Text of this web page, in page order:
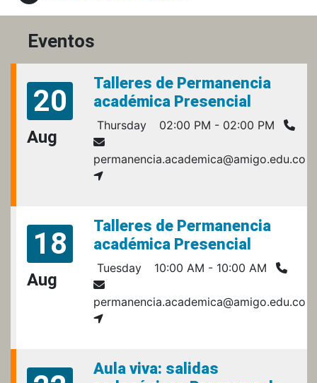
Eventos
20
Aug
Talleres de Permanencia
académica Presencial
Thursday 02:00 PM - 02:00 PM
permanencia.academica@amigo.edu.co
18
Aug
Talleres de Permanencia
académica Presencial
Tuesday 10:00 AM - 10:00 AM
permanencia.academica@amigo.edu.co
Aula viva: salidas